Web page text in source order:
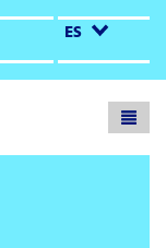
ES